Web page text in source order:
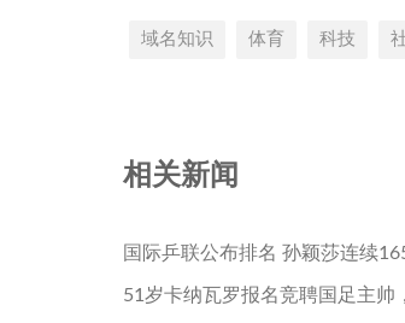
域名知识 体育 科技
相关新闻
国际乒联公布排名 孙颖莎连续
51岁卡纳瓦罗报名竞聘国足主帅